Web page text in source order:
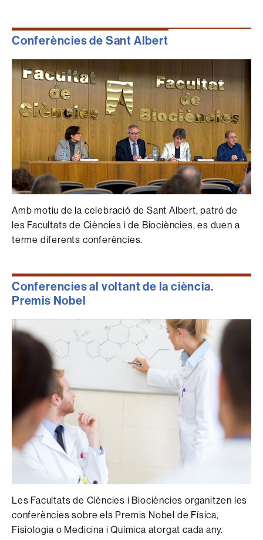
Conferències de Sant Albert
Amb motiu de la celebració de Sant Albert, patró de
les Facultats de Ciències i de Biociències, es duen a
terme diferents conferències.
Conferencies al voltant de la ciència.
Premis Nobel
Les Facultats de Ciències i Biociències organitzen les
conferències sobre els Premis Nobel de Física,
Fisiologia o Medicina i Química atorgat cada any.